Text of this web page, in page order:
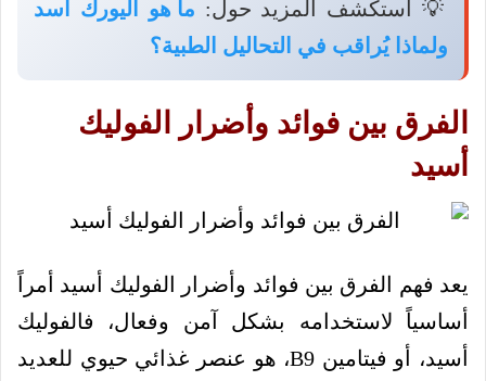
💡 استكشف المزيد حول: ما هو اليورك اسد
ولماذا يُراقب في التحاليل الطبية؟
الفرق بين فوائد وأضرار الفوليك
أسيد
يعد فهم الفرق بين فوائد وأضرار الفوليك أسيد أمراً
أساسياً لاستخدامه بشكل آمن وفعال، فالفوليك
أسيد، أو فيتامين B9، هو عنصر غذائي حيوي للعديد